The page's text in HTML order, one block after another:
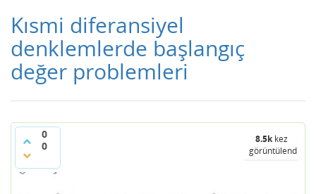
Kısmi diferansiyel
denklemlerde başlangıç
değer problemleri
0
0
8.5kkez
görüntülendi